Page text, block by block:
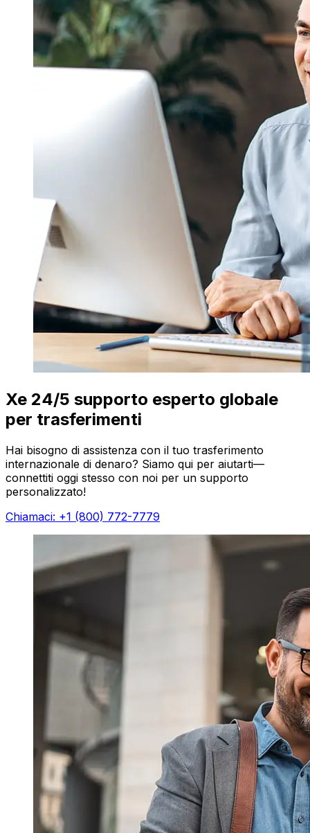
Xe 24/5 supporto esperto globale
per trasferimenti
Hai bisogno di assistenza con il tuo trasferimento
internazionale di denaro? Siamo qui per aiutarti—
connettiti oggi stesso con noi per un supporto
personalizzato!
Chiamaci: +1 (800) 772-7779